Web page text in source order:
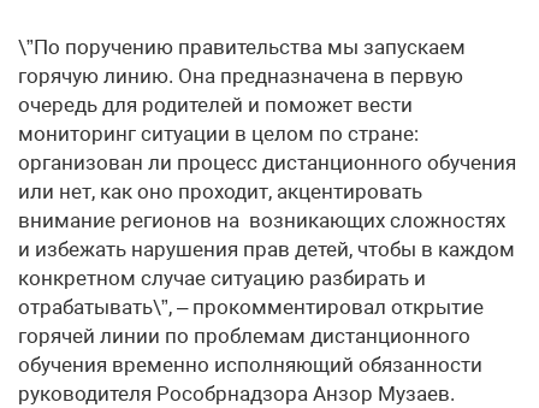
\”По поручению правительства мы запускаем
горячую линию. Она предназначена в первую
очередь для родителей и поможет вести
мониторинг ситуации в целом по стране:
организован ли процесс дистанционного обучения
или нет, как оно проходит, акцентировать
внимание регионов на возникающих сложностях
и избежать нарушения прав детей, чтобы в каждом
конкретном случае ситуацию разбирать и
отрабатывать\”, – прокомментировал открытие
горячей линии по проблемам дистанционного
обучения временно исполняющий обязанности
руководителя Рособрнадзора Анзор Музаев.